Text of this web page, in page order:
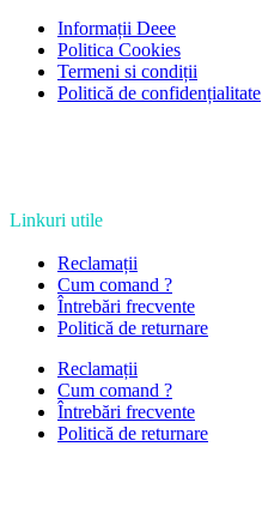
Informații Deee
Politica Cookies
Termeni si condiții
Politică de confidențialitate
Linkuri utile
Reclamații
Cum comand ?
Întrebări frecvente
Politică de returnare
Reclamații
Cum comand ?
Întrebări frecvente
Politică de returnare